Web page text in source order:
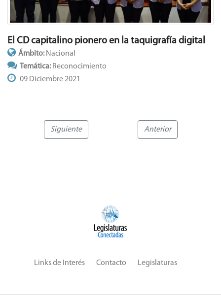
El CD capitalino pionero en la taquigrafía digital
Ámbito: Nacional
Temática: Reconocimiento
09 Diciembre 2021
Siguiente Anterior
Links de Interés Contacto Legislaturas